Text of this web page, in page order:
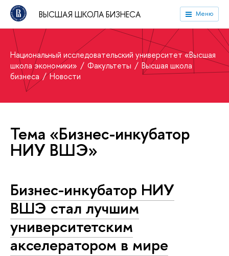
ВЫСШАЯ ШКОЛА БИЗНЕСА Меню
Национальный исследовательский университет «Высшая
школа экономики»
Факультеты
Высшая школа
бизнеса
Новости
Тема «Бизнес-инкубатор
НИУ ВШЭ»
Бизнес-инкубатор НИУ
ВШЭ стал лучшим
университетским
акселератором в мире